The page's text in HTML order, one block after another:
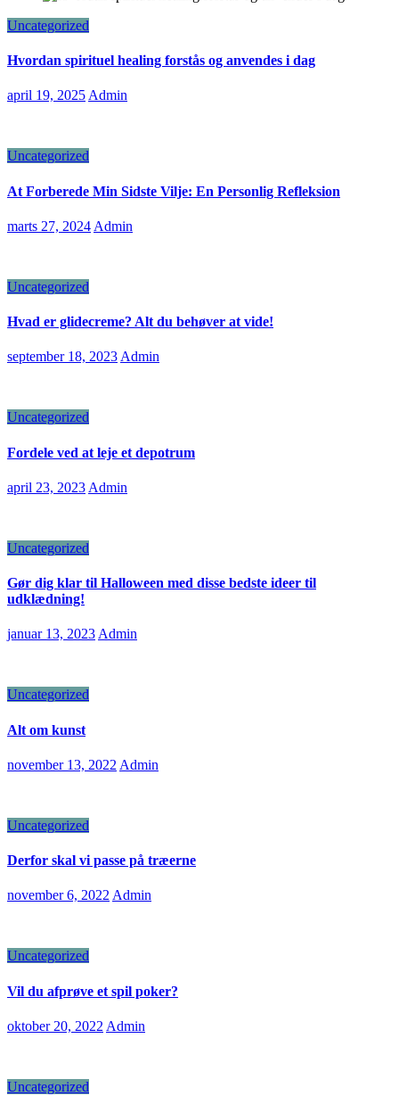
Uncategorized
Hvordan spirituel healing forstås og anvendes i dag
april 19, 2025 Admin
Uncategorized
At Forberede Min Sidste Vilje: En Personlig Refleksion
marts 27, 2024 Admin
Uncategorized
Hvad er glidecreme? Alt du behøver at vide!
september 18, 2023 Admin
Uncategorized
Fordele ved at leje et depotrum
april 23, 2023 Admin
Uncategorized
Gør dig klar til Halloween med disse bedste ideer til
udklædning!
januar 13, 2023Admin
Uncategorized
Alt om kunst
november 13, 2022 Admin
Uncategorized
Derfor skal vi passe på træerne
november 6, 2022Admin
Uncategorized
Vil du afprøve et spil poker?
oktober 20, 2022 Admin
Uncategorized